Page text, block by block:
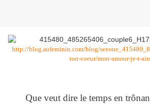
http://blog.aufeminin.com/blog/
ton-coeur/mon-amour-je-t-
Que veut dire le temps en